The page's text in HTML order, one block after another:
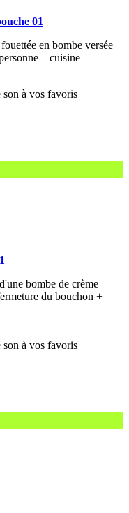
01
en bombe versée
– cuisine
bombe de crème
du bouchon +